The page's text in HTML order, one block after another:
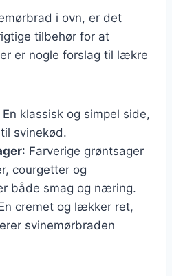
i ovn, er det
tilbehør for at
er nogle forslag til lækre
En klassisk og simpel side,
svinekød.
: Farverige grøntsager
courgetter og
både smag og næring.
cremet og lækker ret,
svinemørbraden